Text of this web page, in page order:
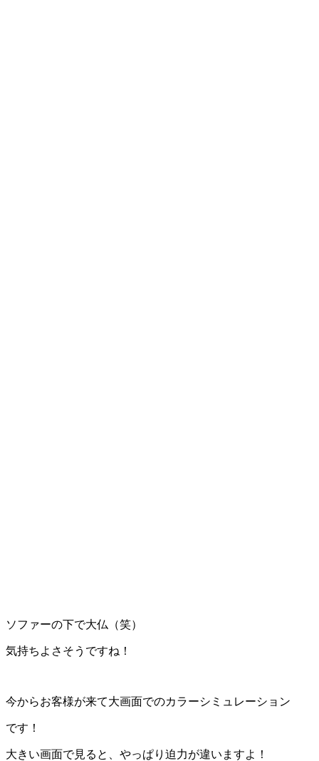
ソファーの下で大仏（笑）
気持ちよさそうですね！
今からお客様が来て大画面でのカラーシミュレーション
です！
大きい画面で見ると、やっぱり迫力が違いますよ！